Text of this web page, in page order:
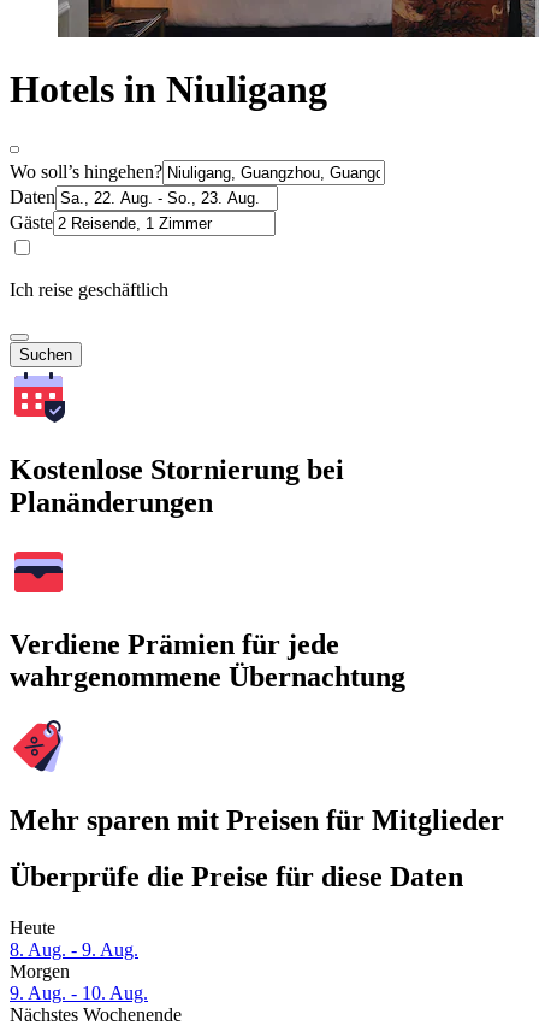
Hotels in Niuligang
Wo soll’s hingehen?
Daten
Gäste
Ich reise geschäftlich
Suchen
Kostenlose Stornierung bei
Planänderungen
Verdiene Prämien für jede
wahrgenommene Übernachtung
Mehr sparen mit Preisen für Mitglieder
Überprüfe die Preise für diese Daten
Heute
8. Aug. - 9. Aug.
Morgen
9. Aug. - 10. Aug.
Nächstes Wochenende